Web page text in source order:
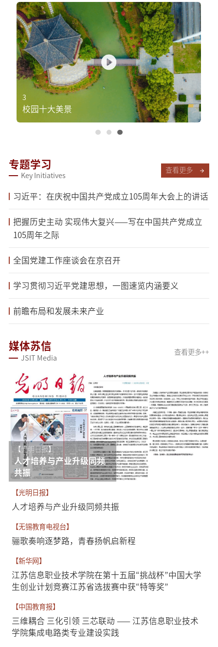
3
校园十大美景
专题学习
Key Initiatives
查看更多
习近平：在庆祝中国共产党成立105周年大会上的讲话
把握历史主动 实现伟大复兴——写在中国共产党成立
105周年之际
全国党建工作座谈会在京召开
学习贯彻习近平党建思想，一图速览内涵要义
前瞻布局和发展未来产业
媒体苏信
JSIT Media
查看更多++
【光明日报】
人才培养与产业升级同频
共振
【光明日报】
人才培养与产业升级同频共振
【无锡教育电视台】
骊歌奏响逐梦路，青春扬帆启新程
【新华网】
江苏信息职业技术学院在第十五届“挑战杯”中国大学
生创业计划竞赛江苏省选拔赛中获“特等奖”
【中国教育报】
三维耦合 三化引领 三芯联动 —— 江苏信息职业技术
学院集成电路类专业建设实践